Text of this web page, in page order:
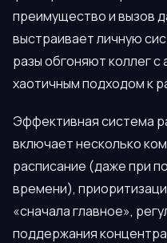
преимущество и вызов
выстраивает личную
разы обгоняют коллег с
хаотичным подходом к
Эффективная система
включает несколько
расписание (даже при
времени),
«сначала главное»,
поддержания